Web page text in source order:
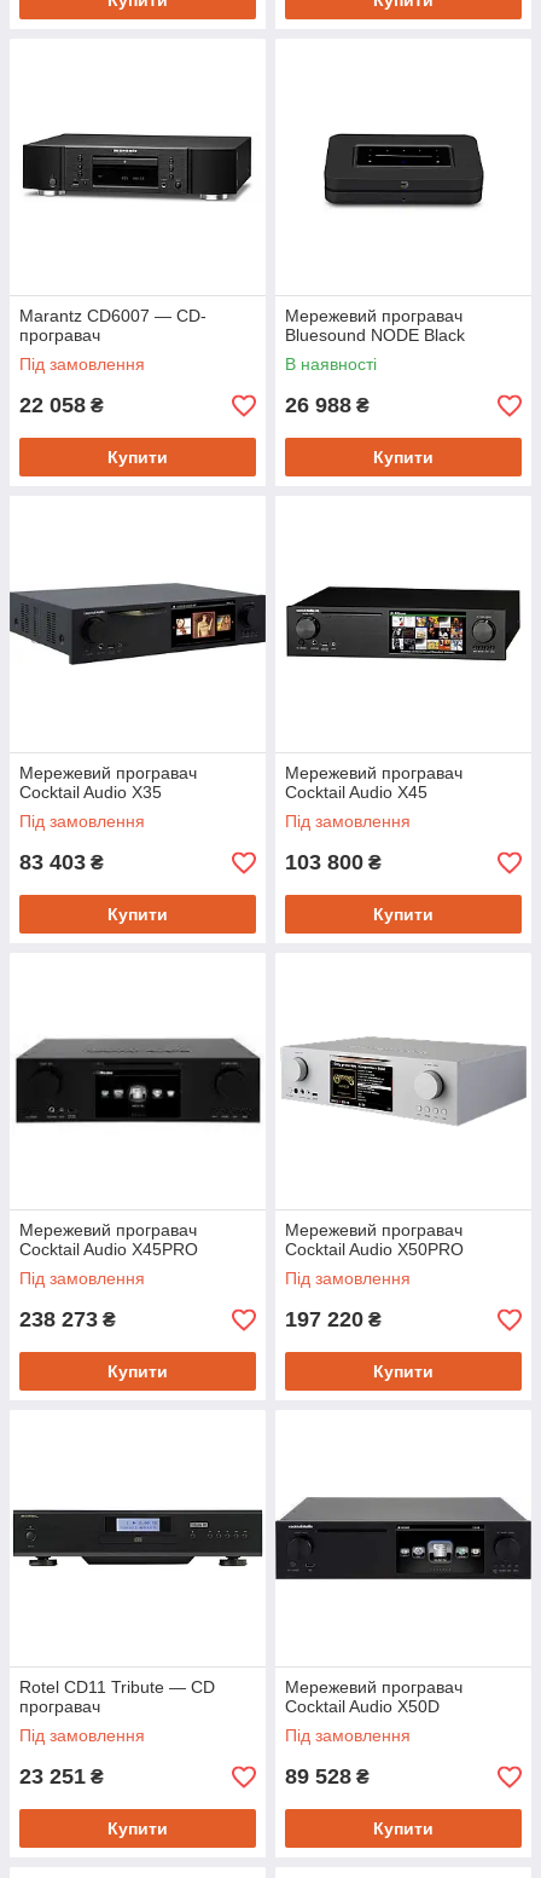
Marantz CD6007 — CD-
програвач
Під замовлення
22 058 ₴
Купити
Мережевий програвач
Bluesound NODE Black
В наявності
26 988 ₴
Купити
Мережевий програвач
Cocktail Audio X35
Під замовлення
83 403 ₴
Купити
Мережевий програвач
Cocktail Audio X45
Під замовлення
103 800 ₴
Купити
Мережевий програвач
Cocktail Audio X45PRO
Під замовлення
238 273 ₴
Купити
Мережевий програвач
Cocktail Audio X50PRO
Під замовлення
197 220 ₴
Купити
Rotel CD11 Tribute — CD
програвач
Під замовлення
23 251 ₴
Купити
Мережевий програвач
Cocktail Audio X50D
Під замовлення
89 528 ₴
Купити